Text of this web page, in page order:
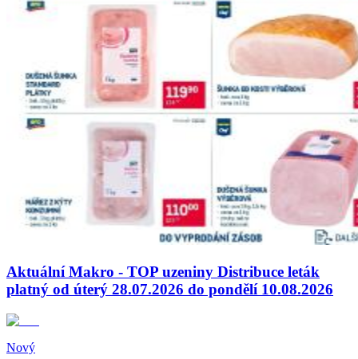
Aktuální Makro - TOP uzeniny Distribuce leták
platný od úterý 28.07.2026 do pondělí 10.08.2026
Nový